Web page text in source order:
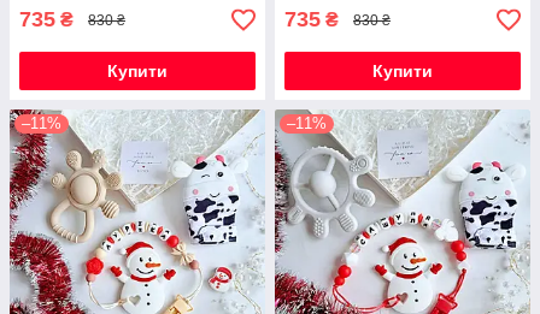
735 ₴ 830 ₴
Купити
735 ₴ 830 ₴
Купити
–11% –11%